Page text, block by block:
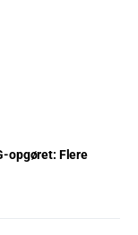
opgøret: Flere